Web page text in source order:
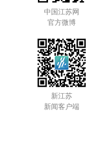
中国江苏网
官方微博
新江苏
新闻客户端